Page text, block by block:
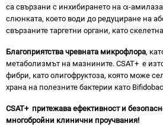
са свързани с инхибирането на α-
слюнката, което води до редуциране на
свързаните таргетни органи, като
Благоприятства чревната микрофлора,
метаболизмът на мазнините. CSAT+ е
фибри, като олигофруктоза, която може
храна на полезните бактерии като
CSAT+ притежава ефективност и
многобройни клинични проучвания!